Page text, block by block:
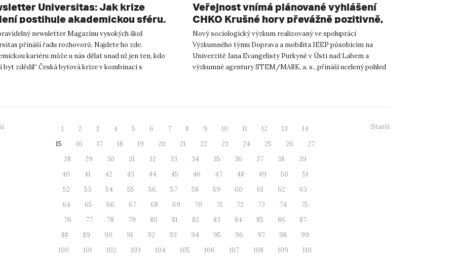
Universitas: Jak krize
postihuje akademickou sféru.
měsíc občanské vědy. AI v roli
newsletter Magazínu vysokých škol
přináší řadu rozhovorů. Najdete ho zde.
kariéru může u nás dělat snad už jen ten, kdo
byt zdědil“ Česká bytová krize v kombinaci s
Veřejnost vnímá plánované vyhlášení
CHKO Krušné hory převážně pozitivně,
ukazuje nový výzkum
Nový sociologický výzkum realizovaný ve spolupráci
Výzkumného týmu Doprava a mobilita IEEP působícím na
Univerzitě Jana Evangelisty Purkyně v Ústí nad Labem a
výzkumné agentury STEM/MARK, a. s., přináší ucelený pohled
1 2 3 4 5 6 7 8 9 10 11 12 13
14
15
16 17 18 19 20 21 22 23 24 25 26
27
28
29 30 31 32 33 34 35 36 37 38
39
40
41 42 43 44 45 46 47 48 49 50
51
52
53 54 55 56 57 58 59 60 61 62
63
64
65 66 67 68 69 70 71 72 73 74
75
76
77 78 79 80 81 82 83 84 85 86
87
88
89 90 91 92 93 94 95 96 97 98
99
100
101 102 103 104 105 106 107 108 109
110
Starší